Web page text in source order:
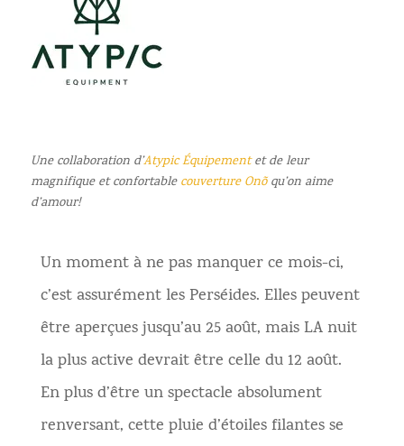
Une collaboration d’Atypic Équipementet de leur
magnifique et confortablecouverture Onõqu’on aime
d’amour!
Un moment à ne pas manquer ce mois-ci,
c’est assurément les Perséides. Elles peuvent
être aperçues jusqu’au 25 août, mais LA nuit
la plus active devrait être celle du 12 août.
En plus d’être un spectacle absolument
renversant, cette pluie d’étoiles filantes se